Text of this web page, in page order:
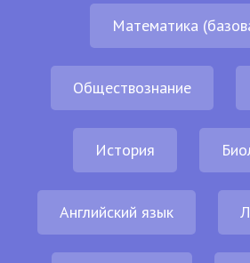
Математика
Обществознание
История
Английский язык